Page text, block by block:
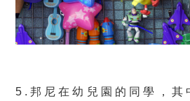
5.邦尼在幼兒園的同學，其